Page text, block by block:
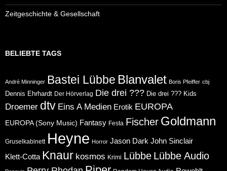
Zeitgeschichte & Gesellschaft
BELIEBTE TAGS
André Minninger Bastei Lübbe Blanvalet Boris Pfeiffer cbj
Dennis Ehrhardt Der Hörverlag Die drei ??? Die drei ??? Kids
Droemer dtv Eins A Medien Erotik EUROPA
EUROPA (Sony Music) Fantasy Festa Fischer Goldmann
Gruselkabinett Heyne Horror Jason Dark John Sinclair
Klett-Cotta Knaur kosmos Krimi Lübbe Lübbe Audio